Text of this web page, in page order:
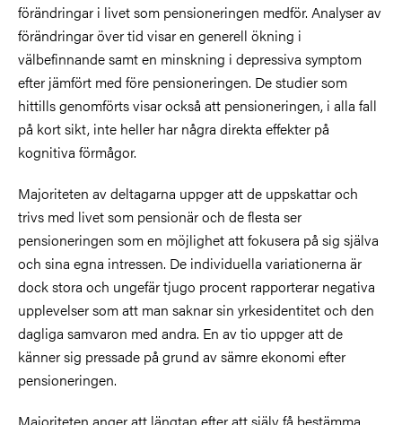
förändringar i livet som pensioneringen medför. Analyser av
förändringar över tid visar en generell ökning i
välbefinnande samt en minskning i depressiva symptom
efter jämfört med före pensioneringen. De studier som
hittills genomförts visar också att pensioneringen, i alla fall
på kort sikt, inte heller har några direkta effekter på
kognitiva förmågor.
Majoriteten av deltagarna uppger att de uppskattar och
trivs med livet som pensionär och de flesta ser
pensioneringen som en möjlighet att fokusera på sig själva
och sina egna intressen. De individuella variationerna är
dock stora och ungefär tjugo procent rapporterar negativa
upplevelser som att man saknar sin yrkesidentitet och den
dagliga samvaron med andra. En av tio uppger att de
känner sig pressade på grund av sämre ekonomi efter
pensioneringen.
Majoriteten anger att längtan efter att själv få bestämma